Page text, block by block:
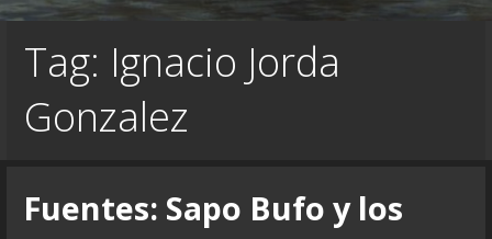
Tag: Ignacio Jorda
Gonzalez
Fuentes: Sapo Bufo y los